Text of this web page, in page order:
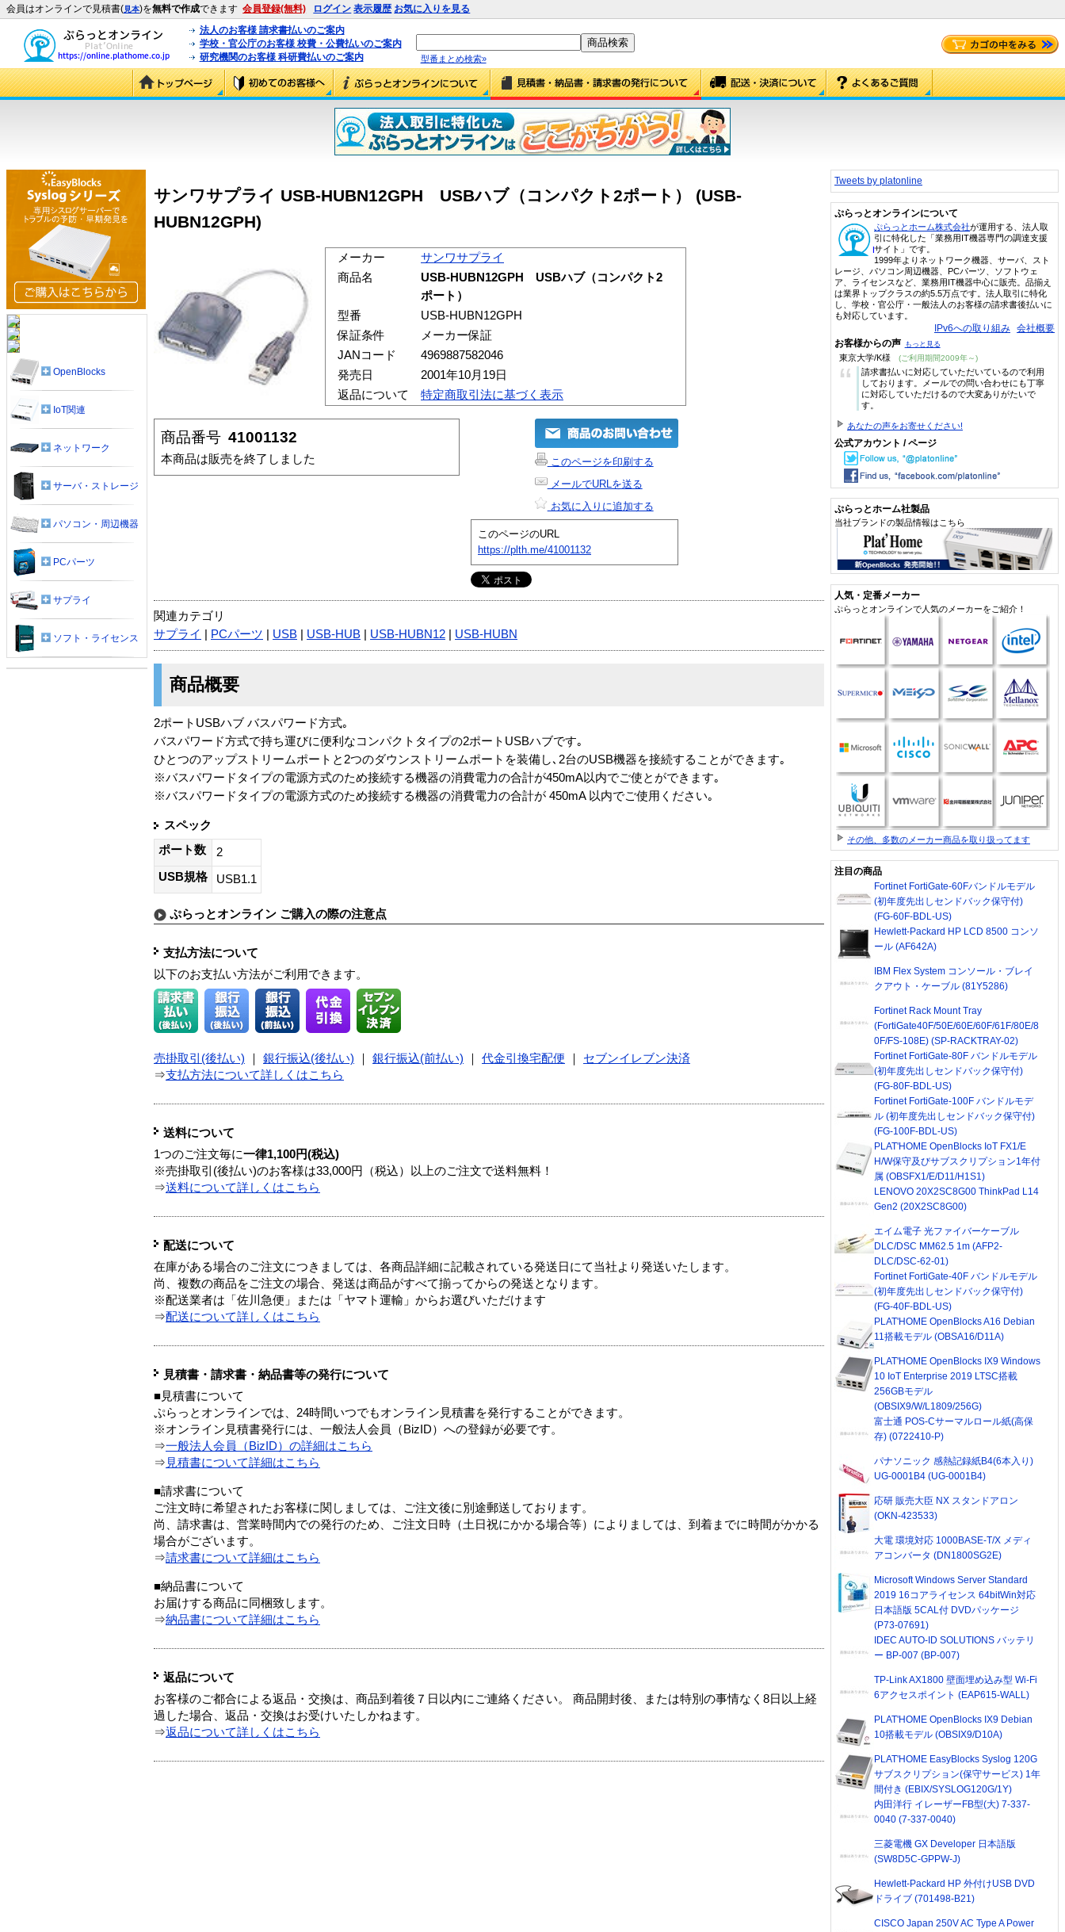
会員はオンラインで見積書(見本)を無料で作成できます 会員登録(無料) ログイン 表示履歴 お気に入りを見る
法人のお客様 請求書払いのご案内
学校・官公庁のお客様 校費・公費払いのご案内
研究機関のお客様 科研費払いのご案内
型番まとめ検索»
サンワサプライ USB-HUBN12GPH USBハブ（コンパクト2ポート） (USB-
HUBN12GPH)
メーカー
サンワサプライ
商品名
USB-HUBN12GPH USBハブ（コンパクト2
ポート）
型番
USB-HUBN12GPH
保証条件
メーカー保証
JANコード
4969887582046
発売日
2001年10月19日
返品について
特定商取引法に基づく表示
商品番号 41001132
本商品は販売を終了しました
このページを印刷する
メールでURLを送る
お気に入りに追加する
このページのURL
https://plth.me/41001132
関連カテゴリ
サプライ
PCパーツ USB USB-HUB USB-HUBN12 USB-HUBN
商品概要
2ポートUSBハブ バスパワード方式｡
バスパワード方式で持ち運びに便利なコンパクトタイプの2ポートUSBハブです｡
ひとつのアップストリームポートと2つのダウンストリームポートを装備し､2台のUSB機器を接続することができます｡
※バスパワードタイプの電源方式のため接続する機器の消費電力の合計が450mA以内でご使とができます｡
※バスパワードタイプの電源方式のため接続する機器の消費電力の合計が 450mA 以内でご使用ください｡
スペック
ポート数
2
USB規格
USB1.1
ぷらっとオンライン ご購入の際の注意点
支払方法について
以下のお支払い方法がご利用できます。
売掛取引(後払い) 銀行振込(後払い) 銀行振込(前払い) 代金引換宅配便
セブンイレブン決済
⇒支払方法について詳しくはこちら
送料について
1つのご注文毎に一律1,100円(税込)
※売掛取引(後払い)のお客様は33,000円（税込）以上のご注文で送料無料！
⇒送料について詳しくはこちら
配送について
在庫がある場合のご注文につきましては、各商品詳細に記載されている発送日にて当社より発送いたします。
尚、複数の商品をご注文の場合、発送は商品がすべて揃ってからの発送となります。
※配送業者は「佐川急便」または「ヤマト運輸」からお選びいただけます
⇒配送について詳しくはこちら
見積書・請求書・納品書等の発行について
■見積書について
ぷらっとオンラインでは、24時間いつでもオンライン見積書を発行することができます。
※オンライン見積書発行には、一般法人会員（BizID）への登録が必要です。
⇒一般法人会員（BizID）の詳細はこちら
⇒ 見積書について詳細はこちら
■請求書について
ご注文時に希望されたお客様に関しましては、ご注文後に別途郵送しております。
尚、請求書は、営業時間内での発行のため、ご注文日時（土日祝にかかる場合等）によりましては、到着までに時間がかかる
場合がございます。
⇒請求書について詳細はこちら
■納品書について
お届けする商品に同梱致します。
⇒納品書について詳細はこちら
返品について
お客様のご都合による返品・交換は、商品到着後７日以内にご連絡ください。 商品開封後、または特別の事情なく8日以上経
過した場合、返品・交換はお受けいたしかねます。
⇒返品について詳しくはこちら
OpenBlocks
IoT関連
ネットワーク
サーバ・ストレージ
パソコン・周辺機器
PCパーツ
サプライ
ソフト・ライセンス
Tweets by platonline
ぷらっとオンラインについて
ぷらっとホーム株式会社が運用する、法人取
引に特化した「業務用IT機器専門の調達支援
サイト」です。
1999年よりネットワーク機器、サーバ、スト
レージ、パソコン周辺機器、PCパーツ、ソフトウェ
ア、ライセンスなど、業務用IT機器中心に販売。品揃え
は業界トップクラスの約5.5万点です。法人取引に特化
し、学校・官公庁・一般法人のお客様の請求書後払いに
も対応しています。
IPv6への取り組み 会社概要
お客様からの声 もっと見る
東京大学/K様 (ご利用期間2009年～)
“
請求書払いに対応していただいているので利用
しております。メールでの問い合わせにも丁寧
に対応していただけるので大変ありがたいで
す。
あなたの声をお寄せください!
公式アカウント / ページ
ぷらっとホーム社製品
当社ブランドの製品情報はこちら
人気・定番メーカー
ぷらっとオンラインで人気のメーカーをご紹介！
その他、多数のメーカー商品を取り扱ってます
注目の商品
Fortinet FortiGate-60Fバンドルモデル
(初年度先出しセンドバック保守付)
(FG-60F-BDL-US)
Hewlett-Packard HP LCD 8500 コンソ
ール (AF642A)
IBM Flex System コンソール・ブレイ
クアウト・ケーブル (81Y5286)
Fortinet Rack Mount Tray
(FortiGate40F/50E/60E/60F/61F/80E/8
0F/FS-108E) (SP-RACKTRAY-02)
Fortinet FortiGate-80F バンドルモデル
(初年度先出しセンドバック保守付)
(FG-80F-BDL-US)
Fortinet FortiGate-100F バンドルモデ
ル (初年度先出しセンドバック保守付)
(FG-100F-BDL-US)
PLAT'HOME OpenBlocks IoT FX1/E
H/W保守及びサブスクリプション1年付
属 (OBSFX1/E/D11/H1S1)
LENOVO 20X2SC8G00 ThinkPad L14
Gen2 (20X2SC8G00)
エイム電子 光ファイバーケーブル
DLC/DSC MM62.5 1m (AFP2-
DLC/DSC-62-01)
Fortinet FortiGate-40F バンドルモデル
(初年度先出しセンドバック保守付)
(FG-40F-BDL-US)
PLAT'HOME OpenBlocks A16 Debian
11搭載モデル (OBSA16/D11A)
PLAT'HOME OpenBlocks IX9 Windows
10 IoT Enterprise 2019 LTSC搭載
256GBモデル
(OBSIX9/W/L1809/256G)
富士通 POS-Cサーマルロール紙(高保
存) (0722410-P)
パナソニック 感熱記録紙B4(6本入り)
UG-0001B4 (UG-0001B4)
応研 販売大臣 NX スタンドアロン
(OKN-423533)
大電 環境対応 1000BASE-T/X メディ
アコンバータ (DN1800SG2E)
Microsoft Windows Server Standard
2019 16コアライセンス 64bitWin対応
日本語版 5CAL付 DVDパッケージ
(P73-07691)
IDEC AUTO-ID SOLUTIONS バッテリ
ー BP-007 (BP-007)
TP-Link AX1800 壁面埋め込み型 Wi-Fi
6アクセスポイント (EAP615-WALL)
PLAT'HOME OpenBlocks IX9 Debian
10搭載モデル (OBSIX9/D10A)
PLAT'HOME EasyBlocks Syslog 120G
サブスクリプション(保守サービス) 1年
間付き (EBIX/SYSLOG120G/1Y)
内田洋行 イレーザーFB型(大) 7-337-
0040 (7-337-0040)
三菱電機 GX Developer 日本語版
(SW8D5C-GPPW-J)
Hewlett-Packard HP 外付けUSB DVD
ドライブ (701498-B21)
CISCO Japan 250V AC Type A Power